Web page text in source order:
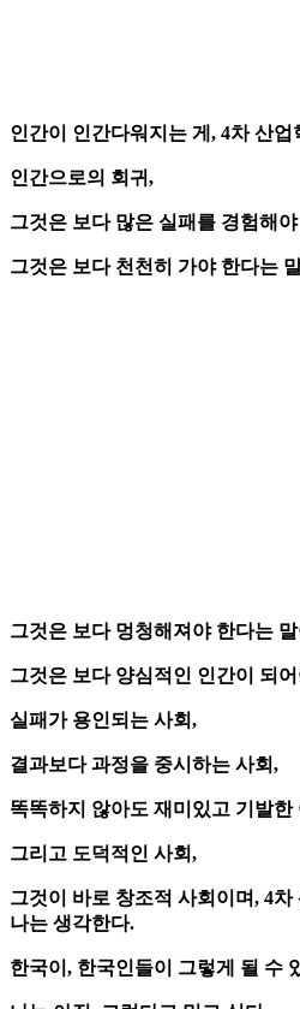
인간이 인간다워지는 게, 4차 산
인간으로의 회귀,
그것은 보다 많은 실패를 경험해
그것은 보다 천천히 가야 한다는
그것은 보다 멍청해져야 한다는
그것은 보다 양심적인 인간이 되
실패가 용인되는 사회,
결과보다 과정을 중시하는 사회,
똑똑하지 않아도 재미있고 기발
그리고 도덕적인 사회,
그것이 바로 창조적 사회이며, 4
나는 생각한다.
한국이, 한국인들이 그렇게 될 수